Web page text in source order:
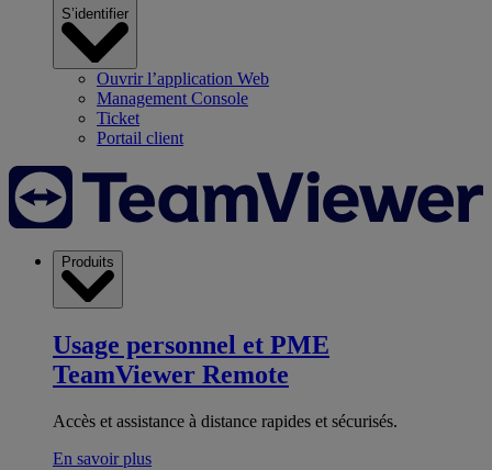
S’identifier
Ouvrir l’application Web
Management Console
Ticket
Portail client
Produits
Usage personnel et PME
TeamViewer Remote
Accès et assistance à distance rapides et sécurisés.
En savoir plus